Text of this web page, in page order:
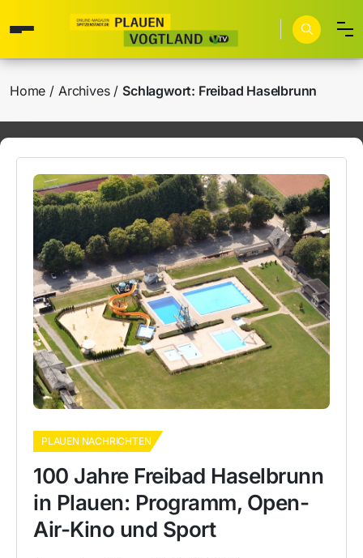
Home Archives Schlagwort: Freibad Haselbrunn
PLAUEN NACHRICHTEN
100 Jahre Freibad Haselbrunn
in Plauen: Programm, Open-
Air-Kino und Sport